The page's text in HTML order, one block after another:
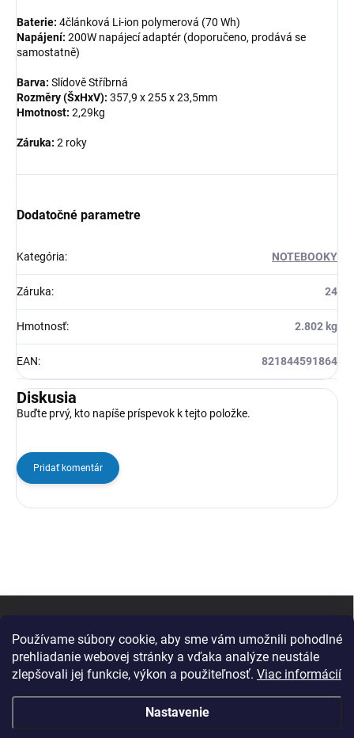
Používame súbory cookie, aby sme vám umožnili pohodlné
prehliadanie webovej stránky a vďaka analýze neustále
zlepšovali jej funkcie, výkon a použiteľnosť. Viac informácií
Nastavenie
Baterie: 4článková Li-ion polymerová (70 Wh)
Napájení: 200W napájecí adaptér (doporučeno, prodává se
samostatně)
Barva: Slídově Stříbrná
Rozměry (ŠxHxV): 357,9 x 255 x 23,5mm
Hmotnost: 2,29kg
Záruka: 2 roky
Dodatočné parametre
Kategória: NOTEBOOKY
Záruka: 24
Hmotnosť: 2.802 kg
EAN: 821844591864
Diskusia
Buďte prvý, kto napíše príspevok k tejto položke.
Pridať komentár